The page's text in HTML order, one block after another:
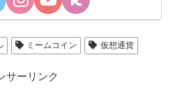
ミームコイン 仮想通貨
サーリンク